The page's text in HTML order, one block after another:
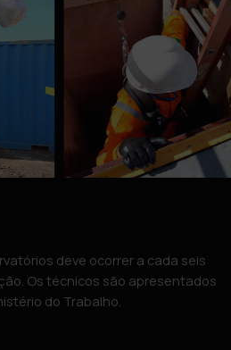
deve ocorrer a cada seis
Os técnicos são apresentados
do Trabalho.